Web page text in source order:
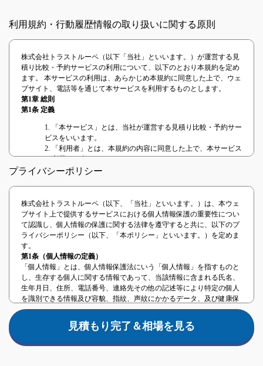
利用規約・行動履歴情報の取り扱いに関する原則
株式会社トラストルーペ（以下「当社」といいます。）が運営する見
積り比較・予約サービスの利用について、以下のとおり本規約を定め
ます。 本サービスの利用は、あらかじめ本規約に同意した上で、ウェ
ブサイト、電話等を通じて本サービスを利用するものとします。
第1章 総則
第1条 定義
1. 「本サービス」とは、当社が運営する見積り比較・予約サー
ビスをいいます。
2. 「利用者」とは、本規約の内容に同意した上で、本サービス
を利用する者をいいます。
3. 「提携事業者」とは、本サービスを提供するに当たり、当社
4. 「本契約」とは、本サービスの利用に関する契約をいいま
す。
第2条 本規約の範囲、適用
本規約は、利用者と当社との間における本サービスの利用について生
じる全ての法律関係に適用されます。 当社は、本規約に同意すること
を条件として、利用者に対し、本サービスの利用を許諾し、利用者と
当社との間における本契約が成立するものとします。
第3条 本規約等の変更
1. 当社は、次の各号のいずれかに該当する場合、利用者の承諾
を得ることなく、本規約の内容の変更（追加を含む。）ができ
るものとします。
(1) 本規約の変更が、利用者の一般の利益に適合するとき。
(2) 本規約の変更が、本契約の目的に反せず、かつ、変更の必
プライバシーポリシー
株式会社トラストルーペ（以下、「当社」といいます。）は、本ウェ
ブサイト上で提供するサービスにおける個人情報保護の重要性につい
て認識し、個人情報の保護に関する法律を遵守すると共に、以下のプ
ライバシーポリシー（以下、「本ポリシー」といいます。）を定めま
す。
第1条（個人情報の定義）
「個人情報」とは、個人情報保護法にいう「個人情報」を指すものと
し、生存する個人に関する情報であって、当該情報に含まれる氏名、
生年月日、住所、電話番号、連絡先その他の記述等により特定の個人
を識別できる情報及び容貌、指紋、声紋にかかるデータ、及び健康保
険証の保険者番号などの当該情報単体から特定の個人を識別できる情
報（個人識別情報）を指します。
第2条（事業者情報）見積もり完了＆相場を見る